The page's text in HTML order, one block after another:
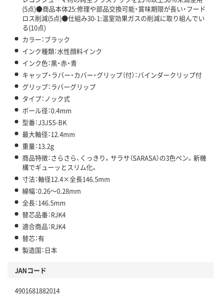
(5点)●商品本体25:修理や部品交換可能・賞味期限が長い・フード
ロス削減(5点)●仕組み30-1:温室効果ガスの削減に取り組んでい
る(10点)
カラー：ブラック
インク種類：水性顔料インク
インク色：黒・赤・青
キャップ・ラバー・カバー・グリップ（付）：バインダークリップ付
グリップ：ラバーグリップ
タイプ：ノック式
ボール径：0.4mm
型番：J3JS5-BK
最大軸径：12.4mm
重量：13.2g
商品特徴：さらさら、くっきり。サラサ（SARASA）の3色ペン。新機
構でギューッとスリム化。
寸法：軸径12.4×全長146.5mm
線幅：0.26～0.28mm
全長：146.5mm
替芯品番：RJK4
適合商品：RJK4
替芯：有
製造国：日本
JANコード
4901681882014